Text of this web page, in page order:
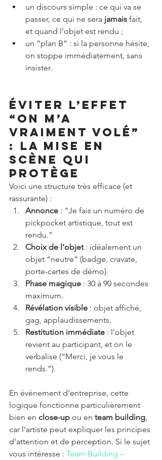
un discours simple : ce qui va se
passer, ce qui ne sera jamais fait,
et quand l’objet est rendu ;
un “plan B” : si la personne hésite,
on stoppe immédiatement, sans
insister.
Éviter l’effet
“on m’a
vraiment volé”
: la mise en
scène qui
protège
Voici une structure très efficace (et
rassurante) :
Annonce : “Je fais un numéro de
pickpocket artistique, tout est
rendu.”
Choix de l’objet : idéalement un
objet “neutre” (badge, cravate,
porte-cartes de démo).
Phase magique : 30 à 90 secondes
maximum.
Révélation visible : objet affiché,
gag, applaudissements.
Restitution immédiate : l’objet
revient au participant, et on le
verbalise (“Merci, je vous le
rends.”).
En événement d’entreprise, cette
logique fonctionne particulièrement
bien en close-up ou en team building
car l’artiste peut expliquer les principes
d’attention et de perception. Si le sujet
vous intéresse : Team Building –